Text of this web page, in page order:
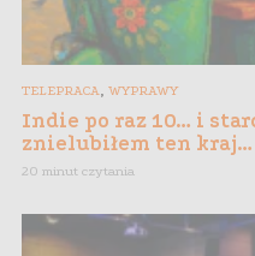
TELEPRACA, WYPRAWY
Indie po raz 10… i
znielubiłem ten kraj…
20 minut czytania